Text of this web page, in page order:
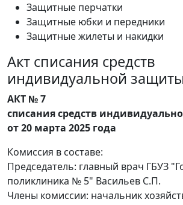
Защитные перчатки
Защитные юбки и передники
Защитные жилеты и накидки
Акт списания средств
индивидуальной
АКТ № 7
списания средств
от 20 марта 2025 года
Комиссия в составе:
Председатель: главный врач ГБУЗ
поликлиника № 5" Васильев С.П.
Члены комиссии: начальник